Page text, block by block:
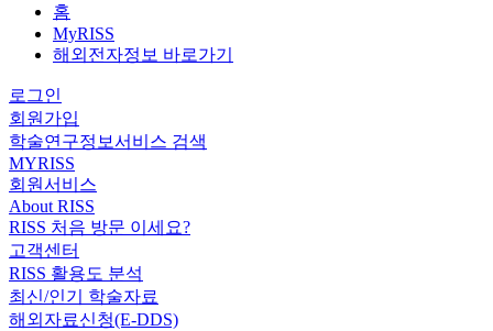
홈
MyRISS
해외전자정보 바로가기
로그인
회원가입
학술연구정보서비스 검색
MYRISS
회원서비스
About RISS
RISS 처음 방문 이세요?
고객센터
RISS 활용도 분석
최신/인기 학술자료
해외자료신청(E-DDS)